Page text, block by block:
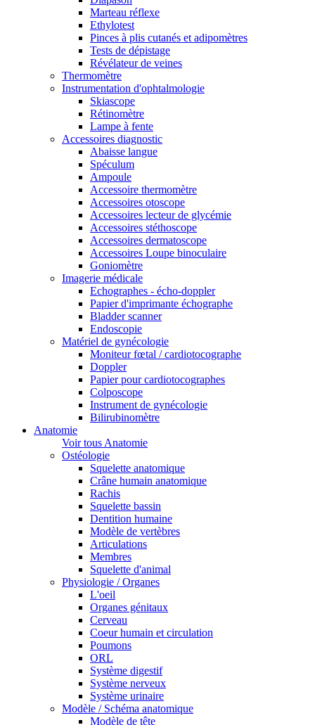
Marteau réflexe
Ethylotest
Pinces à plis cutanés et adipomètres
Tests de dépistage
Révélateur de veines
Thermomètre
Instrumentation d'ophtalmologie
Skiascope
Rétinomètre
Lampe à fente
Accessoires diagnostic
Abaisse langue
Spéculum
Ampoule
Accessoire thermomètre
Accessoires otoscope
Accessoires lecteur de glycémie
Accessoires stéthoscope
Accessoires dermatoscope
Accessoires Loupe binoculaire
Goniomètre
Imagerie médicale
Echographes - écho-doppler
Papier d'imprimante échographe
Bladder scanner
Endoscopie
Matériel de gynécologie
Moniteur fœtal / cardiotocographe
Doppler
Papier pour cardiotocographes
Colposcope
Instrument de gynécologie
Bilirubinomètre
Anatomie
Voir tous Anatomie
Ostéologie
Squelette anatomique
Crâne humain anatomique
Rachis
Squelette bassin
Dentition humaine
Modèle de vertèbres
Articulations
Membres
Squelette d'animal
Physiologie / Organes
L'oeil
Organes génitaux
Cerveau
Coeur humain et circulation
Poumons
ORL
Système digestif
Système nerveux
Système urinaire
Modèle / Schéma anatomique
Modèle de tête